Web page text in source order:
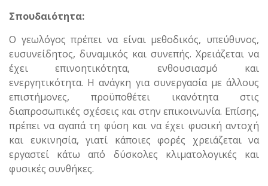
Σπουδαιότητα:
Ο γεωλόγος πρέπει να είναι μεθοδικός, υπεύθυνος,
ευσυνείδητος, δυναμικός και συνεπής. Χρειάζεται να
έχει επινοητικότητα, ενθουσιασμό και
ενεργητικότητα. Η ανάγκη για συνεργασία με άλλους
επιστήμονες, προϋποθέτει ικανότητα στις
διαπροσωπικές σχέσεις και στην επικοινωνία. Επίσης,
πρέπει να αγαπά τη φύση και να έχει φυσική αντοχή
και ευκινησία, γιατί κάποιες φορές χρειάζεται να
εργαστεί κάτω από δύσκολες κλιματολογικές και
φυσικές συνθήκες.